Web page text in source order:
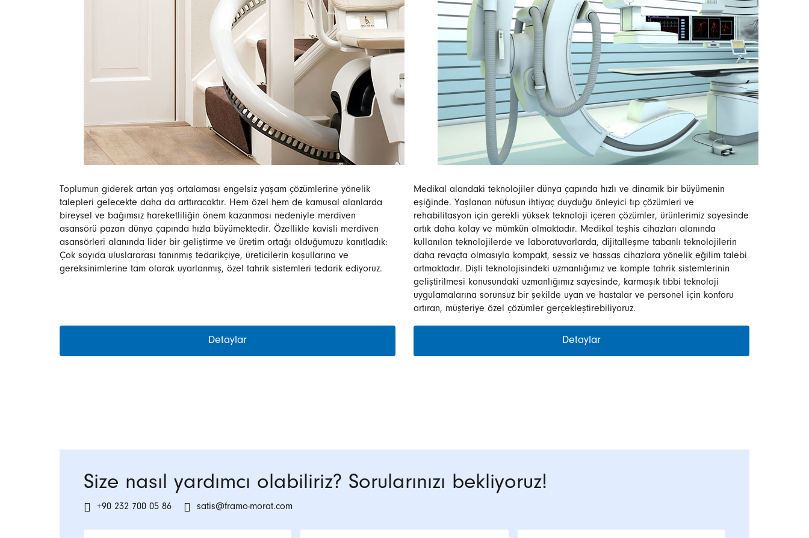
Toplumun giderek artan yaş ortalaması engelsiz yaşam çözümlerine yönelik
talepleri gelecekte daha da arttıracaktır. Hem özel hem de kamusal alanlarda
bireysel ve bağımsız hareketliliğin önem kazanması nedeniyle merdiven
asansörü pazarı dünya çapında hızla büyümektedir. Özellikle kavisli merdiven
asansörleri alanında lider bir geliştirme ve üretim ortağı olduğumuzu kanıtladık:
Çok sayıda uluslararası tanınmış tedarikçiye, üreticilerin koşullarına ve
gereksinimlerine tam olarak uyarlanmış, özel tahrik sistemleri tedarik ediyoruz.
Detaylar
Medikal alandaki teknolojiler dünya çapında hızlı ve dinamik bir büyümenin
eşiğinde. Yaşlanan nüfusun ihtiyaç duyduğu önleyici tıp çözümleri ve
rehabilitasyon için gerekli yüksek teknoloji içeren çözümler, ürünlerimiz sayesinde
artık daha kolay ve mümkün olmaktadır. Medikal teşhis cihazları alanında
kullanılan teknolojilerde ve laboratuvarlarda, dijitalleşme tabanlı teknolojilerin
daha revaçta olmasıyla kompakt, sessiz ve hassas cihazlara yönelik eğilim talebi
artmaktadır. Dişli teknolojisindeki uzmanlığımız ve komple tahrik sistemlerinin
geliştirilmesi konusundaki uzmanlığımız sayesinde, karmaşık tıbbi teknoloji
uygulamalarına sorunsuz bir şekilde uyan ve hastalar ve personel için konforu
artıran, müşteriye özel çözümler gerçekleştirebiliyoruz.
Detaylar
Size nasıl yardımcı olabiliriz? Sorularınızı bekliyoruz!
+90 232 700 05 86 satis@framo-morat.com